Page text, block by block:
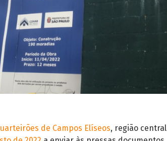
de Campos Elíseos, região central